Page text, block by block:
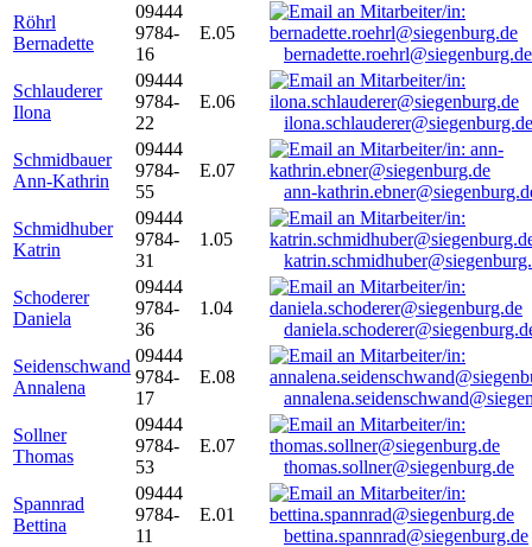
Röhrl
Bernadette
09444
9784-
16
E.05
bernadette.roehrl@siegenburg.de
Schlauderer
Ilona
09444
9784-
22
E.06
ilona.schlauderer@siegenburg.de
Schmidbauer
Ann-Kathrin
09444
9784-
55
E.07
ann-
Schmidhuber
Katrin
09444
9784-
31
1.05
Schoderer
Daniela
09444
9784-
36
1.04
Seidenschwand
Annalena
09444
9784-
17
E.08
Sollner
Thomas
09444
9784-
53
E.07
thomas.sollner@siegenburg.de
Spannrad
Bettina
09444
9784-
11
E.01
bettina.spannrad@siegenburg.de